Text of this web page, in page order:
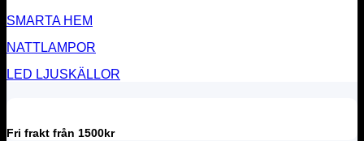
SMARTA HEM
NATTLAMPOR
LED LJUSKÄLLOR
Fri frakt från 1500kr